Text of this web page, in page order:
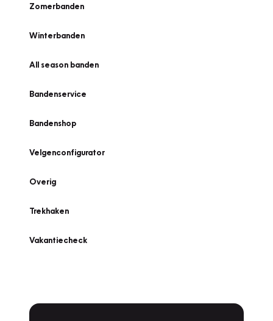
Zomerbanden
Winterbanden
All season banden
Bandenservice
Bandenshop
Velgenconfigurator
Overig
Trekhaken
Vakantiecheck